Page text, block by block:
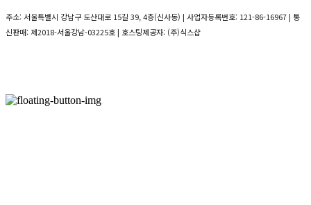
주소: 서울특별시 강남구 도산대로 15길 39, 4층(신사동) | 사업자등록번호: 121-86-16967 | 통
신판매:제2018-서울강남-03225호 | 호스팅제공자: (주)식스샵